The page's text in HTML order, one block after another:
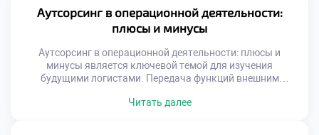
Выпускники должны уметь находить скрытые резервы
эффективности. Именно этот навык отличает
профессионала от простого исполнителя. […]
Аутсорсинг в операционной деятельности:
плюсы и минусы
Аутсорсинг в операционной деятельности: плюсы и
минусы является ключевой темой для изучения
будущими логистами. Передача функций внешним
стратегическое решение требует глубокого анализа и
Читать далее